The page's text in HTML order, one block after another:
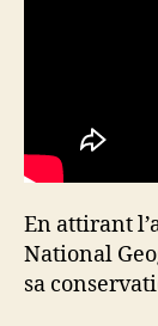
En attirant
National
sa